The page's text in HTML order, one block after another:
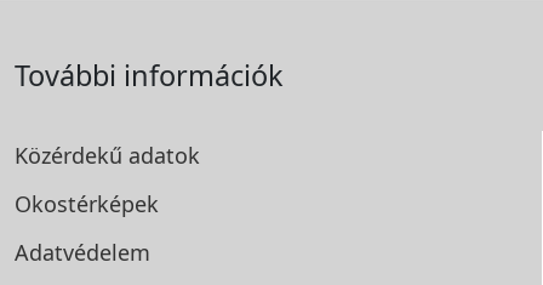
További információk
Közérdekű adatok
Okostérképek
Adatvédelem